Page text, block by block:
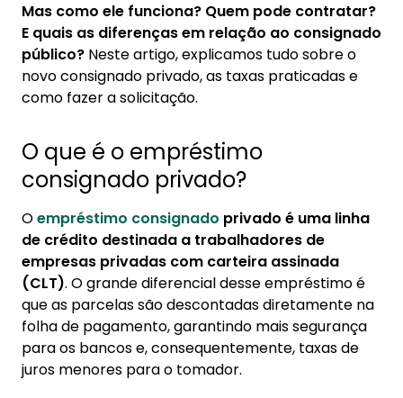
2.1. Qual a diferença entre o empréstimo
consignado público e privado?
3. Taxas do empréstimo consignado privado
em 2025
privado?
3.2. Como encontrar o consignado privado
4. Como contratar o novo consignado
privado?
5. O que muda com a nova lei para
empréstimos consignados em empresas
privadas?
Mas como ele funciona? Quem pode contratar?
E quais as diferenças em relação ao consignado
público? Neste artigo, explicamos tudo sobre o
novo consignado privado, as taxas praticadas e
como fazer a solicitação.
O que é o empréstimo
consignado privado?
Oempréstimo consignado privado é uma linha
de crédito destinada a trabalhadores de
empresas privadas com carteira assinada
(CLT). O grande diferencial desse empréstimo é
que as parcelas são descontadas diretamente na
folha de pagamento, garantindo mais segurança
para os bancos e, consequentemente, taxas de
juros menores para o tomador.